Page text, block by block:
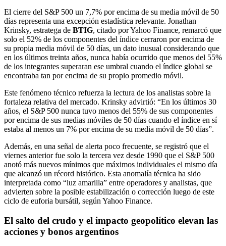
El cierre del S&P 500 un 7,7% por encima de su media móvil de 50
días representa una excepción estadística relevante. Jonathan
Krinsky, estratega de BTIG, citado por Yahoo Finance, remarcó que
solo el 52% de los componentes del índice cerraron por encima de
su propia media móvil de 50 días, un dato inusual considerando que
en los últimos treinta años, nunca había ocurrido que menos del 55%
de los integrantes superaran ese umbral cuando el índice global se
encontraba tan por encima de su propio promedio móvil.
Este fenómeno técnico refuerza la lectura de los analistas sobre la
fortaleza relativa del mercado. Krinsky advirtió: “En los últimos 30
años, el S&P 500 nunca tuvo menos del 55% de sus componentes
por encima de sus medias móviles de 50 días cuando el índice en sí
estaba al menos un 7% por encima de su media móvil de 50 días”.
Además, en una señal de alerta poco frecuente, se registró que el
viernes anterior fue solo la tercera vez desde 1990 que el S&P 500
anotó más nuevos mínimos que máximos individuales el mismo día
que alcanzó un récord histórico. Esta anomalía técnica ha sido
interpretada como “luz amarilla” entre operadores y analistas, que
advierten sobre la posible estabilización o corrección luego de este
ciclo de euforia bursátil, según Yahoo Finance.
El salto del crudo y el impacto geopolítico elevan las
acciones y bonos argentinos